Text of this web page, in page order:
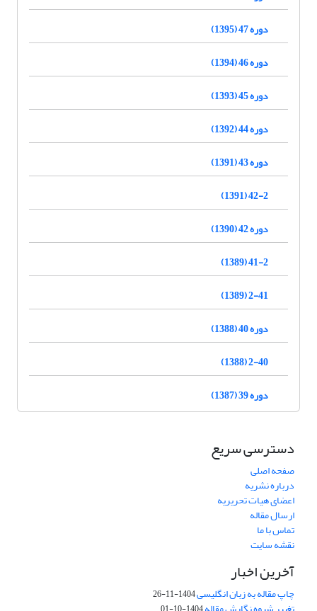
دوره 47 (1395)
دوره 46 (1394)
دوره 45 (1393)
دوره 44 (1392)
دوره 43 (1391)
42-2 (1391)
دوره 42 (1390)
41-2 (1389)
2-41 (1389)
دوره 40 (1388)
2-40 (1388)
دوره 39 (1387)
دسترسی سریع
صفحه اصلی
درباره نشریه
اعضای هیات تحریریه
ارسال مقاله
تماس با ما
نقشه سایت
آخرین اخبار
چاپ مقاله به زبان انگلیسی1404-11-26